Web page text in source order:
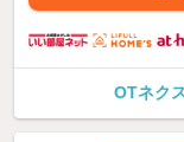
OTネク